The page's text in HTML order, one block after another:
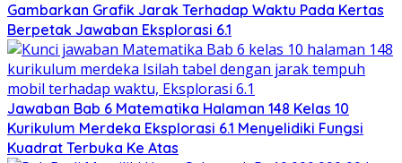
Gambarkan Grafik Jarak Terhadap Waktu Pada Kertas
Berpetak Jawaban Eksplorasi 6.1
Jawaban Bab 6 Matematika Halaman 148 Kelas 10
Kurikulum Merdeka Eksplorasi 6.1 Menyelidiki Fungsi
Kuadrat Terbuka Ke Atas